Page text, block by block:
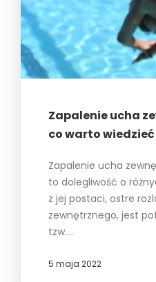
Zapalenie ucha
co warto wiedzieć
Zapalenie ucha
to dolegliwość o
z jej postaci, ostre
zewnętrznego, jest
tzw.…
5 maja 2022